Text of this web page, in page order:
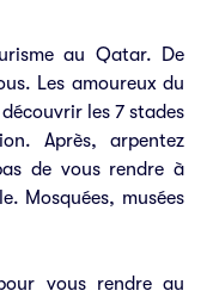
au Qatar. De
Les amoureux du
les 7 stades
Après, arpentez
de vous rendre à
Mosquées, musées
vous rendre au